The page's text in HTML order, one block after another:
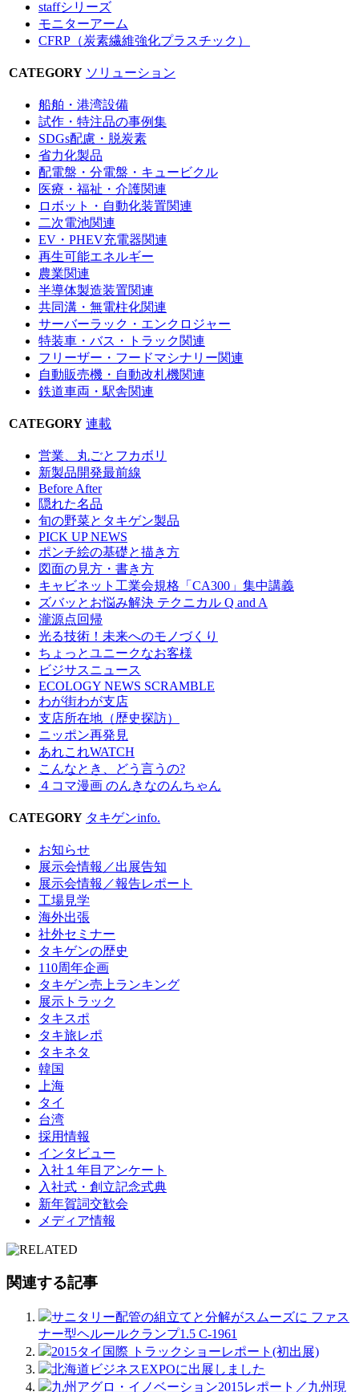
staffシリーズ
モニターアーム
CFRP（炭素繊維強化プラスチック）
CATEGORY ソリューション
船舶・港湾設備
試作・特注品の事例集
SDGs配慮・脱炭素
省力化製品
配電盤・分電盤・キュービクル
医療・福祉・介護関連
ロボット・自動化装置関連
二次電池関連
EV・PHEV充電器関連
再生可能エネルギー
農業関連
半導体製造装置関連
共同溝・無電柱化関連
サーバーラック・エンクロジャー
特装車・バス・トラック関連
フリーザー・フードマシナリー関連
自動販売機・自動改札機関連
鉄道車両・駅舎関連
CATEGORY 連載
営業、丸ごとフカボリ
新製品開発最前線
Before After
隠れた名品
旬の野菜とタキゲン製品
PICK UP NEWS
ポンチ絵の基礎と描き方
図面の見方・書き方
キャビネット工業会規格「CA300」集中講義
ズバッとお悩み解決 テクニカル Q and A
瀧源点回帰
光る技術！未来へのモノづくり
ちょっとユニークなお客様
ビジサスニュース
ECOLOGY NEWS SCRAMBLE
わが街わが支店
支店所在地（歴史探訪）
ニッポン再発見
あれこれWATCH
こんなとき、どう言うの?
４コマ漫画 のんきなのんちゃん
CATEGORY タキゲンinfo.
お知らせ
展示会情報／出展告知
展示会情報／報告レポート
工場見学
海外出張
社外セミナー
タキゲンの歴史
110周年企画
タキゲン売上ランキング
展示トラック
タキスポ
タキ旅レポ
タキネタ
韓国
上海
タイ
台湾
採用情報
インタビュー
入社１年目アンケート
入社式・創立記念式典
新年賀詞交歓会
メディア情報
関連する記事
サニタリー配管の組立てと分解がスムーズに ファス
ナー型ヘルールクランプ1.5 C-1961
2015タイ国際 トラックショーレポート(初出展)
北海道ビジネスEXPOに出展しました
九州アグロ・イノベーション2015レポート／九州現